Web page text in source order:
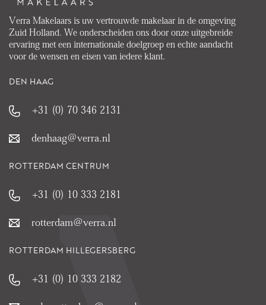
Verra Makelaars is uw vertrouwde makelaar in de omgeving
Zuid Holland. We onderscheiden ons door onze uitgebreide
ervaring met een internationale doelgroep en echte aandacht
voor de wensen en eisen van iedere klant.
DEN HAAG
+31 (0) 70 346 2131
denhaag@verra.nl
ROTTERDAM CENTRUM
+31 (0) 10 333 2181
rotterdam@verra.nl
ROTTERDAM HILLEGERSBERG
+31 (0) 10 333 2182